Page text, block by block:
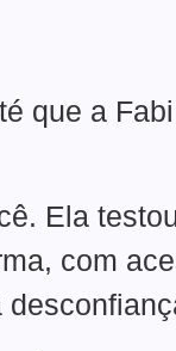
que a
Ela
com